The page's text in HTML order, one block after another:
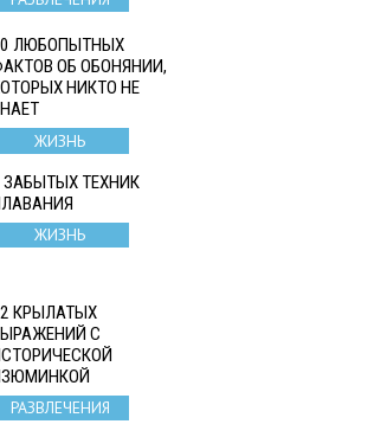
ЛЮБОПЫТНЫХ
ОБ ОБОНЯНИИ,
НИКТО НЕ
ЖИЗНЬ
ЗАБЫТЫХ ТЕХНИК
ЖИЗНЬ
КРЫЛАТЫХ
С
РАЗВЛЕЧЕНИЯ